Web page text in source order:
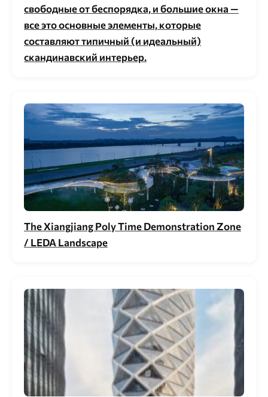
свободные от беспорядка, и большие окна —
все это основные элементы, которые
составляют типичный (и идеальный)
скандинавский интерьер.
The Xiangjiang Poly Time Demonstration Zone
/ LEDA Landscape